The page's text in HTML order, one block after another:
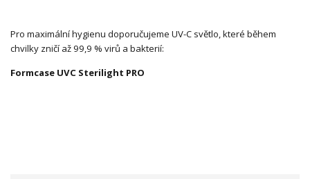
Pro maximální hygienu doporučujeme UV-C světlo, které během
chvilky zničí až 99,9 % virů a bakterií:
Formcase UVC Sterilight PRO